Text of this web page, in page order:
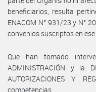
beneficiarios, resulta
ENACOM N° 931/23 y N°
convenios suscriptos en ese
Que han tomado
ADMINISTRACIÓN y la
AUTORIZACIONES Y
competencias.